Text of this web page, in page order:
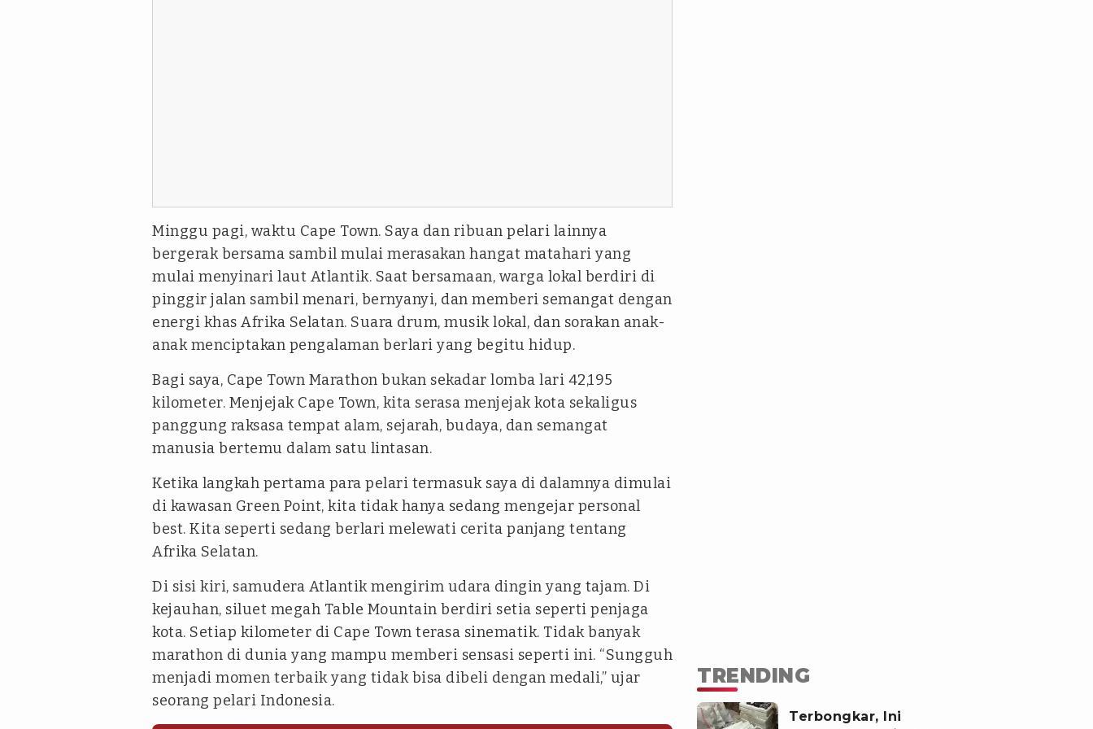
Minggu pagi, waktu Cape Town. Saya dan ribuan pelari lainnya
bergerak bersama sambil mulai merasakan hangat matahari yang
mulai menyinari laut Atlantik. Saat bersamaan, warga lokal berdiri di
pinggir jalan sambil menari, bernyanyi, dan memberi semangat dengan
energi khas Afrika Selatan. Suara drum, musik lokal, dan sorakan anak-
anak menciptakan pengalaman berlari yang begitu hidup.
Bagi saya, Cape Town Marathon bukan sekadar lomba lari 42,195
kilometer. Menjejak Cape Town, kita serasa menjejak kota sekaligus
panggung raksasa tempat alam, sejarah, budaya, dan semangat
manusia bertemu dalam satu lintasan.
Ketika langkah pertama para pelari termasuk saya di dalamnya dimulai
di kawasan Green Point, kita tidak hanya sedang mengejar personal
best. Kita seperti sedang berlari melewati cerita panjang tentang
Afrika Selatan.
Di sisi kiri, samudera Atlantik mengirim udara dingin yang tajam. Di
kejauhan, siluet megah Table Mountain berdiri setia seperti penjaga
kota. Setiap kilometer di Cape Town terasa sinematik. Tidak banyak
marathon di dunia yang mampu memberi sensasi seperti ini. “Sungguh
menjadi momen terbaik yang tidak bisa dibeli dengan medali,” ujar
seorang pelari Indonesia.
TRENDING
Terbongkar, Ini